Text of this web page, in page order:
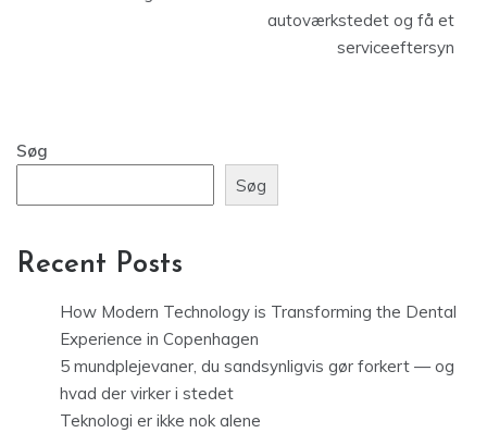
autoværkstedet og få et
serviceeftersyn
Søg
Søg
Recent Posts
How Modern Technology is Transforming the Dental
Experience in Copenhagen
5 mundplejevaner, du sandsynligvis gør forkert — og
hvad der virker i stedet
Teknologi er ikke nok alene